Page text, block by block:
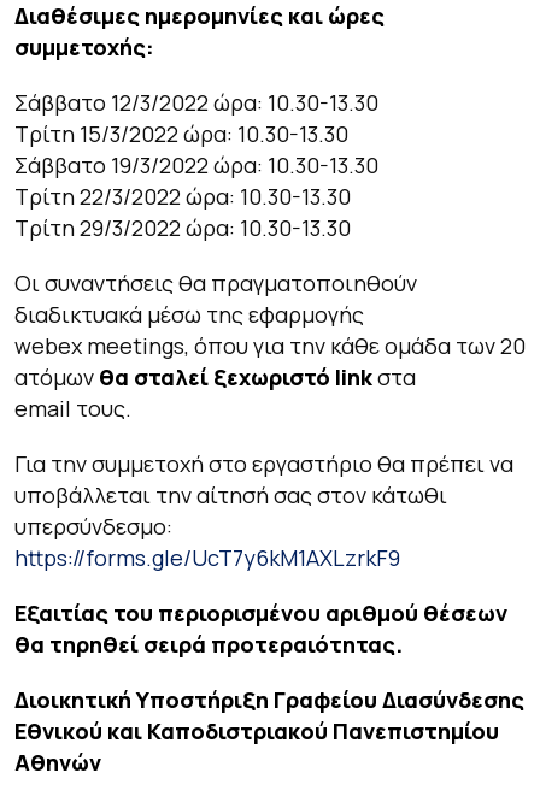
Διαθέσιμες ημερομηνίες και ώρες
συμμετοχής:
Σάββατο 12/3/2022 ώρα: 10.30-13.30
Τρίτη 15/3/2022 ώρα: 10.30-13.30
Σάββατο 19/3/2022 ώρα: 10.30-13.30
Τρίτη 22/3/2022 ώρα: 10.30-13.30
Τρίτη 29/3/2022 ώρα: 10.30-13.30
Οι συναντήσεις θα πραγματοποιηθούν
διαδικτυακά μέσω της εφαρμογής
webex meetings, όπου για την κάθε ομάδα των 20
ατόμων θα σταλεί ξεχωριστό linkστα
email τους.
Για την συμμετοχή στο εργαστήριο θα πρέπει να
υποβάλλεται την αίτησή σας στον κάτωθι
υπερσύνδεσμο:
https://forms.gle/UcT7y6kM1AXLzrkF9
Εξαιτίας του περιορισμένου αριθμού θέσεων
θα τηρηθεί σειρά προτεραιότητας.
Διοικητική Υποστήριξη Γραφείου Διασύνδεσης
Εθνικού και Καποδιστριακού Πανεπιστημίου
Αθηνών